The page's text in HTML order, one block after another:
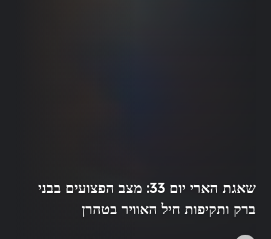
שאגת הארי יום 33: מצב הפצועים בבני
ברק ותקיפות חיל האוויר בטהרן